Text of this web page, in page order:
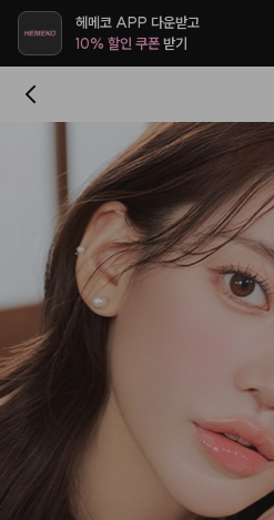
헤메코 APP 다운받고
10% 할인 쿠폰받기